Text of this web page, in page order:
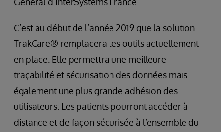
C’est au début de l’année 2019 que la solution
TrakCare® remplacera les outils actuellement
en place. Elle permettra une meilleure
traçabilité et sécurisation des données mais
également une plus grande adhésion des
utilisateurs. Les patients pourront accéder à
distance et de façon sécurisée à l’ensemble du